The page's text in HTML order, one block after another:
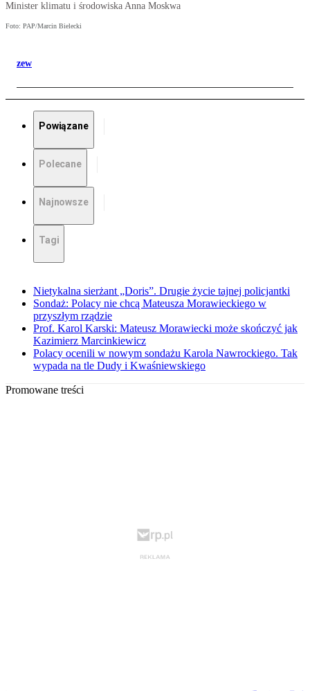
Minister klimatu i środowiska Anna Moskwa
Foto: PAP/Marcin Bielecki
zew
Powiązane
Polecane
Najnowsze
Tagi
Nietykalna sierżant „Doris”. Drugie życie tajnej policjantki
Sondaż: Polacy nie chcą Mateusza Morawieckiego w
przyszłym rządzie
Prof. Karol Karski: Mateusz Morawiecki może skończyć jak
Kazimierz Marcinkiewicz
Polacy ocenili w nowym sondażu Karola Nawrockiego. Tak
wypada na tle Dudy i Kwaśniewskiego
Promowane treści